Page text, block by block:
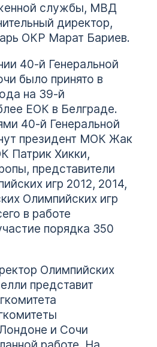
службы, МВД
директор,
ОКР Марат Бариев.
40-й Генеральной
было принято в
на 39-й
ЕОК в Белграде.
40-й Генеральной
президент МОК Жак
Патрик Хикки,
представители
игр 2012, 2014,
Олимпийских игр
в работе
порядка 350
Олимпийских
представит
и Сочи